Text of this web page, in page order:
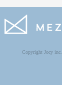
Copyright Jocy inc.